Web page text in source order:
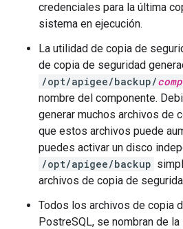
credenciales para la última
sistema en ejecución.
La utilidad de copia de
de copia de seguridad
/opt/apigee/backup/comp
nombre del componente.
generar muchos archivos de
que estos archivos puede
puedes activar un disco
/opt/apigee/backup
archivos de copia de
Todos los archivos de copia
PostreSQL, se nombran de